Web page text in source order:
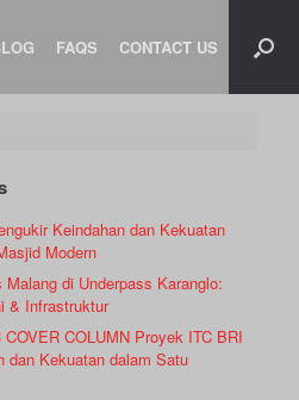
FAQS CONTACT US
Keindahan dan Kekuatan
Modern
Malang di Underpass Karanglo:
& Infrastruktur
COVER COLUMN Proyek ITC BRI
dan Kekuatan dalam Satu